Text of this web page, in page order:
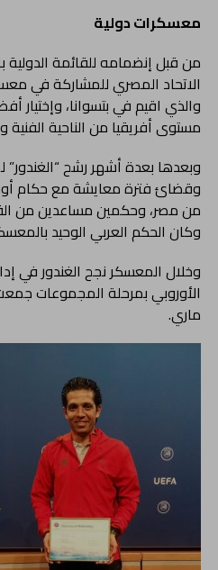
معسكرات دولية
الاتحاد المصري للمشاركة في
مستوى أفريقيا من الناحية الفنية
وبعدها بعدة أشهر رشح “الغندور”
وقضائ فترة معايشة مع حكام
من مصر، وحكمين مساعدين من
وكان الحكم العربي الوحيد بالمعسكر
وخلال المعسكر نجح الغندور في
الأوروبي بمرحلة المجموعات
ماري.